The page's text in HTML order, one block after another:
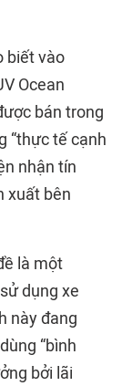
biết vào
Ocean
bán trong
“thực tế cạnh
nhận tín
xuất bên
là một
dụng xe
này đang
“bình
bởi lãi